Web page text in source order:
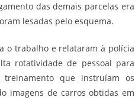
das demais parcelas era
lesadas pelo esquema.
o trabalho e relataram à polícia
rotatividade de pessoal para
que instruíam os
imagens de carros obtidas em